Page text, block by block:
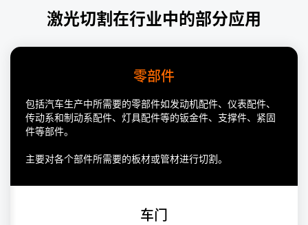
激光切割在行业中的部分应用
零部件
包括汽车生产中所需要的零部件如发动机配件、仪表配件、
传动系和制动系配件、灯具配件等的钣金件、支撑件、紧固
件等部件。
主要对各个部件所需要的板材或管材进行切割。
车门